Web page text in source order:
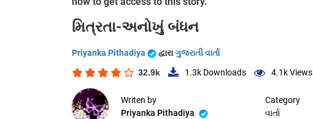
મિત્રતા-અનોખું બંધન
Priyanka Pithadiya દ્વારાગુજરાતી વાર્તા
32.9k 1.3k Downloads 4.1kViews
Writen by
Priyanka Pithadiya
Category
વાર્તા